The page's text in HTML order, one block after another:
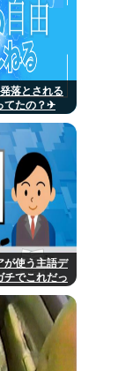
落とされる
てたの？‎✈
が使う主語デ
チでこれだっ